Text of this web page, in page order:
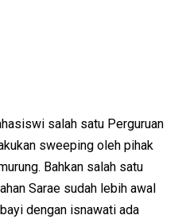
salah satu Perguruan
sweeping oleh pihak
Bahkan salah satu
Sarae sudah lebih awal
dengan isnawati ada